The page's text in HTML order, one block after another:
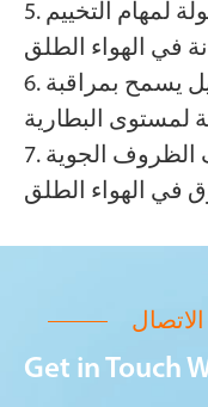
5. خطاف تعليق مريح: يعلق بسهولة لمهام التخييم
6. مؤشر حالة البطارية: مفتاح الذيل يسمح بمراقبة
7. أداء موثوق: يقاوم مختلف الظروف الجوية
الاتصال
Get in Touch